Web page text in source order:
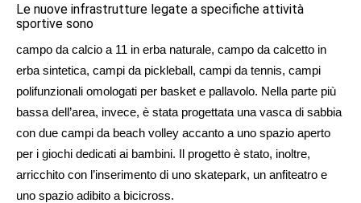
Le nuove infrastrutture legate a specifiche attività
sportive sono
campo da calcio a 11 in erba naturale, campo da calcetto in
erba sintetica, campi da pickleball, campi da tennis, campi
polifunzionali omologati per basket e pallavolo. Nella parte più
bassa dell’area, invece, è stata progettata una vasca di sabbia
con due campi da beach volley accanto a uno spazio aperto
per i giochi dedicati ai bambini. Il progetto è stato, inoltre,
arricchito con l’inserimento di uno skatepark, un anfiteatro e
uno spazio adibito a bicicross.